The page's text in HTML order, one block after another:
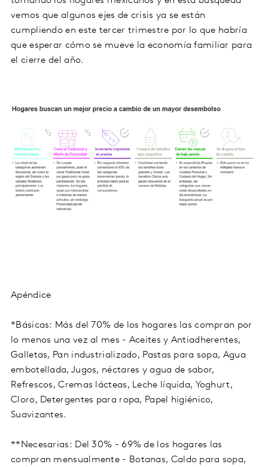
vemos que algunos ejes de crisis ya se están
cumpliendo en este tercer trimestre por lo que habría
que esperar cómo se mueve la economía familiar para
el cierre del año.
Apéndice
*Básicas: Más del 70% de los hogares las compran por
lo menos una vez al mes - Aceites y Antiadherentes,
Galletas, Pan industrializado, Pastas para sopa, Agua
embotellada, Jugos, néctares y agua de sabor,
Refrescos, Cremas lácteas, Leche líquida, Yoghurt,
Cloro, Detergentes para ropa, Papel higiénico,
Suavizantes.
**Necesarias: Del 30% - 69% de los hogares las
compran mensualmente - Botanas, Caldo para sopa,